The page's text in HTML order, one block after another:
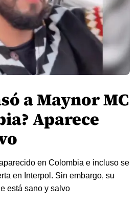
a Maynor MC
Aparece
en Colombia e incluso se
en Interpol. Sin embargo, su
está sano y salvo